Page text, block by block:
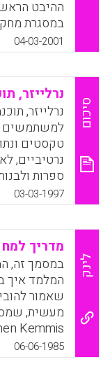
ההיבט
במסגרת
שנצבר
שונים.
את
ניתוח
החוקרות
המנחה
מחקר-
המורה
לביצוע
השיתופי
מחקר-פעולה
השפעתה
המשתתף
04-03-2001
סיכום
נרלייזר,
נרלייזר,
למשתמשים
טקסטים
נרטיביים,
ספרות
בשימוש של
החינוך
תוכנה זו
הדפוסים של
גישה
התואם את
03-03-1997
לינק
מדריך
במסמך זה,
המלמד איך
שאמור
Kemmis )
06-06-1985